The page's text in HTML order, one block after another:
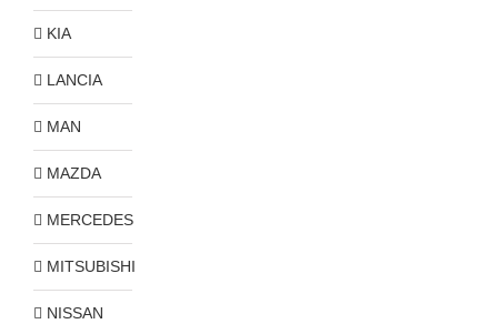
KIA
LANCIA
MAN
MAZDA
MERCEDES
MITSUBISHI
NISSAN